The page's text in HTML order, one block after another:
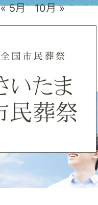
« 5月 10月 »